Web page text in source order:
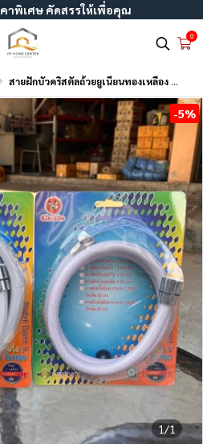
าพิเศษ คัดสรรให้เพื่อคุณ
0
สายฝักบัวคริสตัลถ้วยยูเนียนทองเหลือง CECO
1/1
-5%